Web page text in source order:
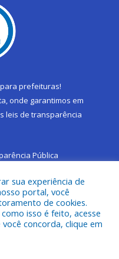
prefeituras!
onde garantimos em
leis de transparência
Pública
Municipal de São
Vista.
sua experiência de
portal, você
de cookies.
isso é feito, acesse
você concorda, clique em